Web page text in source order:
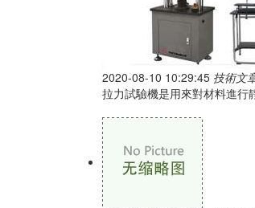
2020-08-10 10:29:45 技術文
拉力試驗機是用來對材料進行